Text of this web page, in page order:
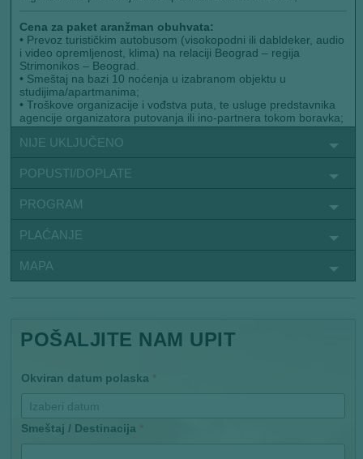
Cena za paket aranžman obuhvata:
• Prevoz turističkim autobusom (visokopodni ili dabldeker, audio
i video opremljenost, klima) na relaciji Beograd – regija
Strimonikos – Beograd.
• Smeštaj na bazi 10 noćenja u izabranom objektu u
studijima/apartmanima;
•Troškove organizacije i vođstva puta, te usluge predstavnika
agencije organizatora putovanja ili ino-partnera tokom boravka;
NIJE UKLJUČENO
POPUSTI/DOPLATE
PROGRAM
PLAĆANJE
MAPA
POŠALJITE NAM UPIT
Okviran datum polaska *
Smeštaj / Destinacija *